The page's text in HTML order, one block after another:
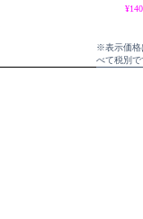
※表示価格
べて税別で